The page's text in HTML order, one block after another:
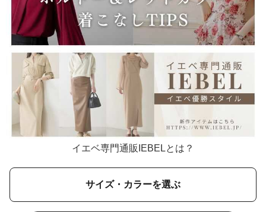
イエベ専門通販IEBELとは？
サイズ・カラーを選ぶ